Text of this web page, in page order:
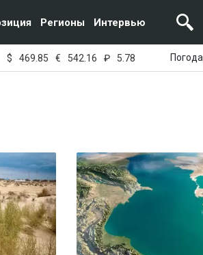
Регионы Интервью
$ 469.85 € 542.16 ₽ 5.78 Погода